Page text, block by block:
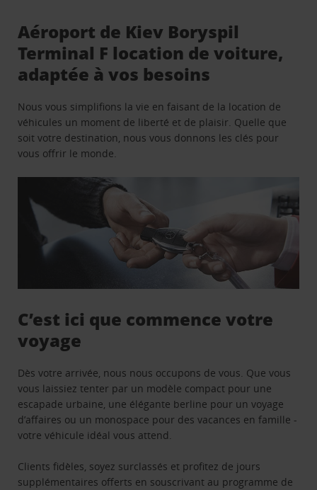
Aéroport de Kiev Boryspil
Terminal F location de voiture,
adaptée à vos besoins
Nous vous simplifions la vie en faisant de la location de
véhicules un moment de liberté et de plaisir. Quelle que
soit votre destination, nous vous donnons les clés pour
vous offrir le monde.
C’est ici que commence votre
voyage
Dès votre arrivée, nous nous occupons de vous. Que vous
vous laissiez tenter par un modèle compact pour une
escapade urbaine, une élégante berline pour un voyage
d’affaires ou un monospace pour des vacances en famille -
votre véhicule idéal vous attend.
Clients fidèles, soyez surclassés et profitez de jours
supplémentaires offerts en souscrivant au programme de